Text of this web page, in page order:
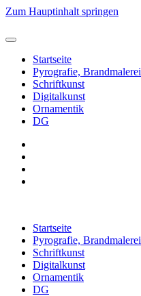
Zum Hauptinhalt springen
Startseite
Pyrografie, Brandmalerei
Schriftkunst
Digitalkunst
Ornamentik
DG
Startseite
Pyrografie, Brandmalerei
Schriftkunst
Digitalkunst
Ornamentik
DG